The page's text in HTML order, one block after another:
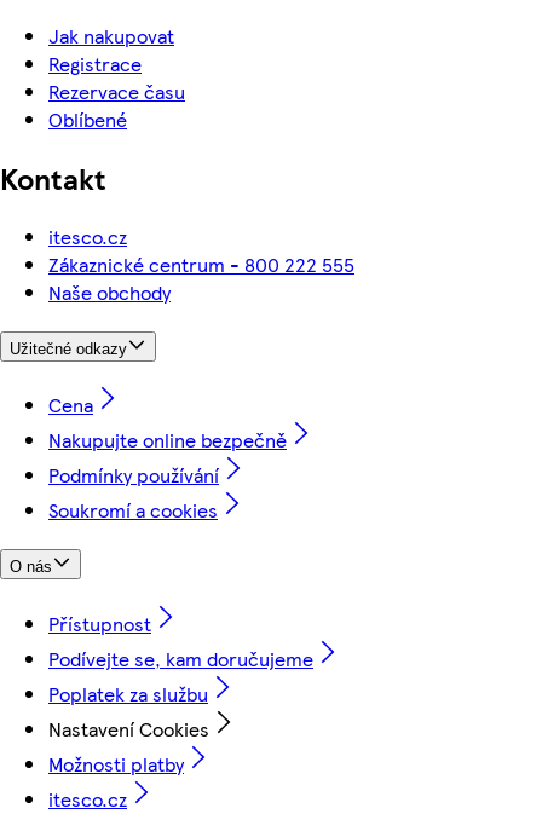
Jak nakupovat
Registrace
Rezervace času
Oblíbené
Kontakt
itesco.cz
Zákaznické centrum - 800 222 555
Naše obchody
Užitečné odkazy
Cena
Nakupujte online bezpečně
Podmínky používání
Soukromí a cookies
O nás
Přístupnost
Podívejte se, kam doručujeme
Poplatek za službu
Nastavení Cookies
Možnosti platby
itesco.cz